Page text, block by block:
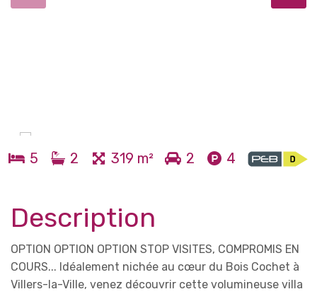
5 2 319 m² 2 4
Description
OPTION OPTION OPTION STOP VISITES, COMPROMIS EN
COURS... Idéalement nichée au cœur du Bois Cochet à
Villers-la-Ville, venez découvrir cette volumineuse villa